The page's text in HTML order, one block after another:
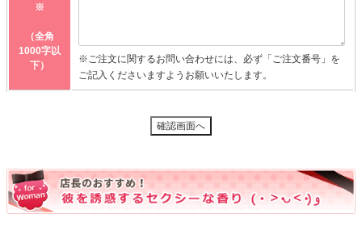
※
（全角
1000字以
下）
※ご注文に関するお問い合わせには、必ず「ご注文番号」を
ご記入くださいますようお願いいたします。